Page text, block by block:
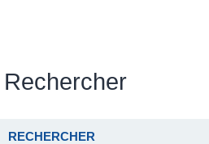
Rechercher
RECHERCHER